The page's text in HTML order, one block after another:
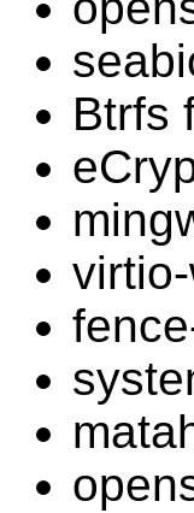
Btrfs